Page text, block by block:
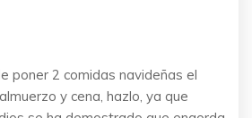
poner 2 comidas navideñas el
y cena, hazlo, ya que